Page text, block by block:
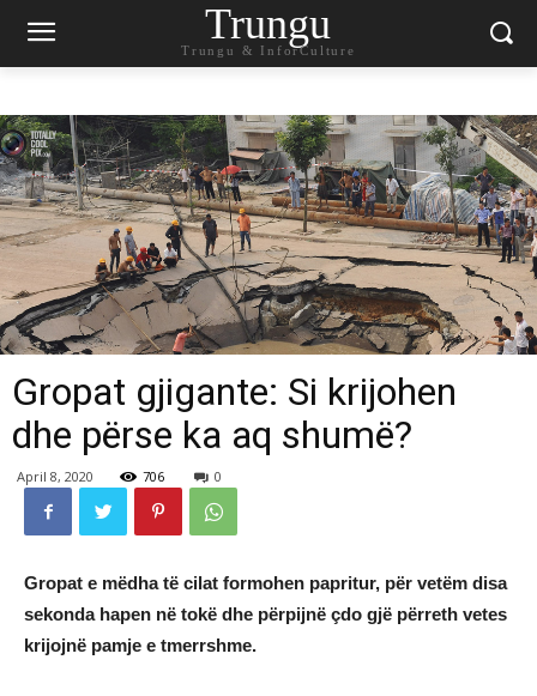
Trungu
Trungu & InforCulture
Gropat gjigante: Si krijohen
dhe përse ka aq shumë?
April 8, 2020 706 0
Gropat e mëdha të cilat formohen papritur, për vetëm disa
sekonda hapen në tokë dhe përpijnë çdo gjë përreth vetes
krijojnë pamje e tmerrshme.